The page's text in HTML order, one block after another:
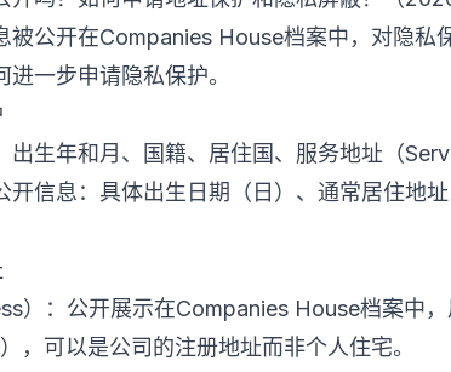
被公开在Companies House档案中，对隐私
一步申请隐私保护。
出生年和月、国籍、居住国、服务地址（
开信息：具体出生日期（日）、通常居住地
）：公开展示在Companies House档案中，
，可以是公司的注册地址而非个人住宅。